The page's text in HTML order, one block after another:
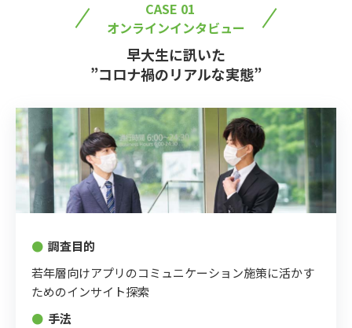
CASE 01
オンラインインタビュー
早⼤⽣に訊いた
”コロナ禍のリアルな実態”
● 調査⽬的
若年層向けアプリのコミュニケーション施策に活かす
ためのインサイト探索
● ⼿法